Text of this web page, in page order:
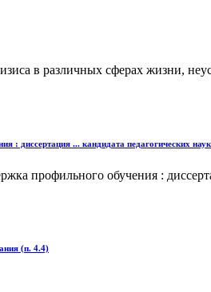
в различных сферах жизни,
: диссертация ... кандидата педагогических
профильного обучения :
(п. 4.4)